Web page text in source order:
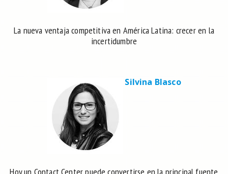
La nueva ventaja competitiva en América Latina: crecer en la
incertidumbre
Silvina Blasco
Hoy un Contact Center puede convertirse en la principal fuente